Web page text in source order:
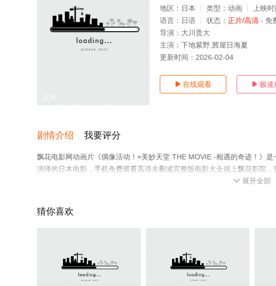
地区： 日本 类型： 动画 上映时
语言： 日语 状态： 正片/高清 - 免
导演： 大川贵大
主演： 下地紫野,茜屋日海夏
更新时间： 2026-02-04
 在线观看  极速
剧情介绍 我要评分
飘花电影网动画片《偶像活动！×美妙天堂 THE MOVIE -相遇的奇迹！》
演绎的日本电影，手机免费观看高清未删减完整版电影大全就上飘花影院
 展开全部
猜你喜欢